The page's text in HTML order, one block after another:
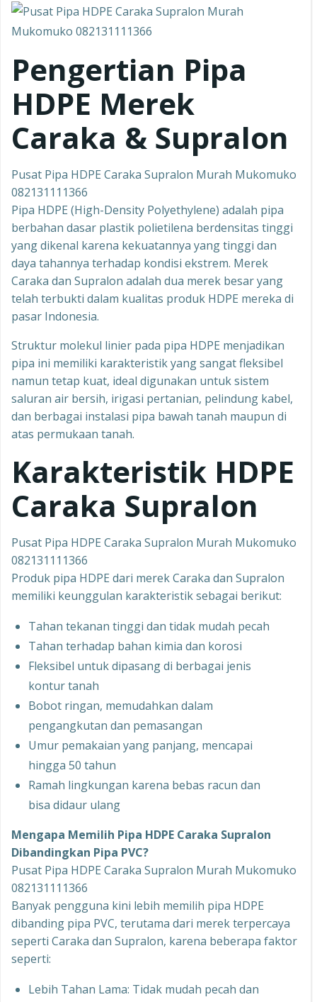
Pengertian Pipa
HDPE Merek
Caraka & Supralon
Pusat Pipa HDPE Caraka Supralon Murah Mukomuko
082131111366
Pipa HDPE (High-Density Polyethylene) adalah pipa
berbahan dasar plastik polietilena berdensitas tinggi
yang dikenal karena kekuatannya yang tinggi dan
daya tahannya terhadap kondisi ekstrem. Merek
Caraka dan Supralon adalah dua merek besar yang
telah terbukti dalam kualitas produk HDPE mereka di
pasar Indonesia.
Struktur molekul linier pada pipa HDPE menjadikan
pipa ini memiliki karakteristik yang sangat fleksibel
namun tetap kuat, ideal digunakan untuk sistem
saluran air bersih, irigasi pertanian, pelindung kabel,
dan berbagai instalasi pipa bawah tanah maupun di
atas permukaan tanah.
Karakteristik HDPE
Caraka Supralon
Pusat Pipa HDPE Caraka Supralon Murah Mukomuko
082131111366
Produk pipa HDPE dari merek Caraka dan Supralon
memiliki keunggulan karakteristik sebagai berikut:
Tahan tekanan tinggi dan tidak mudah pecah
Tahan terhadap bahan kimia dan korosi
Fleksibel untuk dipasang di berbagai jenis
kontur tanah
Bobot ringan, memudahkan dalam
pengangkutan dan pemasangan
Umur pemakaian yang panjang, mencapai
hingga 50 tahun
Ramah lingkungan karena bebas racun dan
bisa didaur ulang
Mengapa Memilih Pipa HDPE Caraka Supralon
Dibandingkan Pipa PVC?
Pusat Pipa HDPE Caraka Supralon Murah Mukomuko
082131111366
Banyak pengguna kini lebih memilih pipa HDPE
dibanding pipa PVC, terutama dari merek terpercaya
seperti Caraka dan Supralon, karena beberapa faktor
seperti:
Lebih Tahan Lama: Tidak mudah pecah dan